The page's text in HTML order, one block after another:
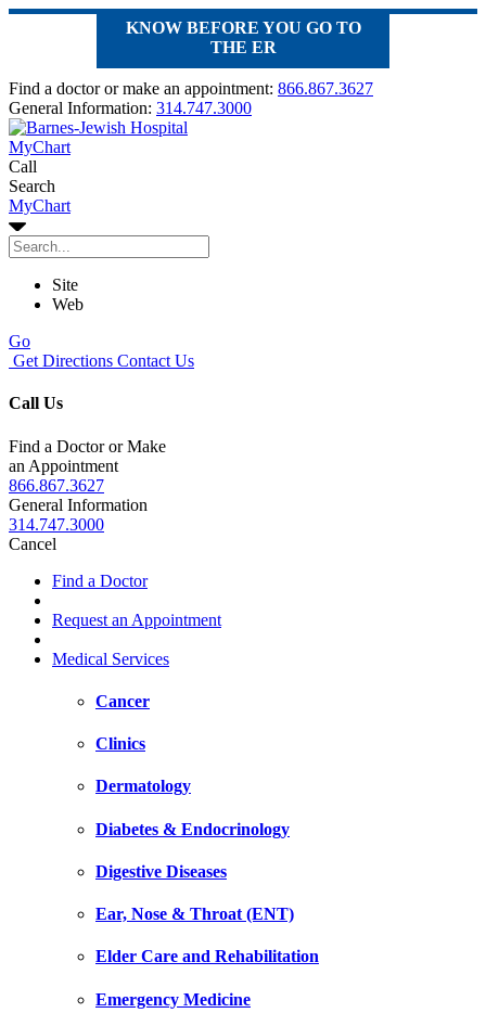
KNOW BEFORE YOU GO TO
THE ER
Find a doctor or make an appointment: 866.867.3627
General Information: 314.747.3000
MyChart
Call
Search
MyChart
Site
Web
Go
Get Directions Contact Us
Call Us
Find a Doctor or Make
an Appointment
866.867.3627
General Information
314.747.3000
Cancel
Find a Doctor
Request an Appointment
Medical Services
Cancer
Clinics
Dermatology
Diabetes & Endocrinology
Digestive Diseases
Ear, Nose & Throat (ENT)
Elder Care and Rehabilitation
Emergency Medicine